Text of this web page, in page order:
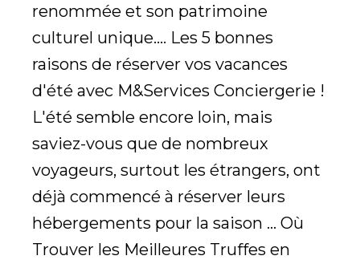
renommée et son patrimoine
culturel unique.... Les 5 bonnes
raisons de réserver vos vacances
d'été avec M&Services Conciergerie !
L'été semble encore loin, mais
saviez-vous que de nombreux
voyageurs, surtout les étrangers, ont
déjà commencé à réserver leurs
hébergements pour la saison ... Où
Trouver les Meilleures Truffes en